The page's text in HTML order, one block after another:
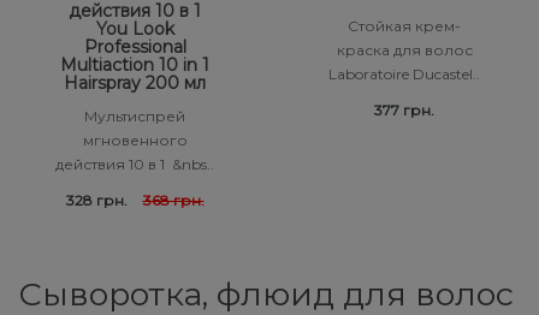
действия 10 в 1
You Look
Professional
Multiaction 10 in 1
Hairspray 200 мл
Мультиспрей
мгновенного
действия 10 в 1 &nbs..
328 грн.
368 грн.
Стойкая крем-
краска для волос
Laboratoire Ducastel..
377 грн.
Сыворотка, флюид для волос